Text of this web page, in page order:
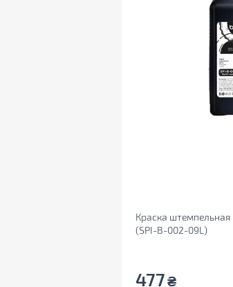
Краска
(SPI-B-002-09L)
477₴